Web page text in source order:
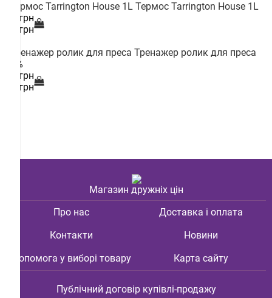
Термос Tarrington House 1L
190 грн
190 грн
Тренажер ролик для преса
--15%
185 грн
218 грн
Магазин дружніх цін
Про нас
Доставка і оплата
Контакти
Новини
Допомога у виборі товару
Карта сайту
Публічний договір купівлі-продажу